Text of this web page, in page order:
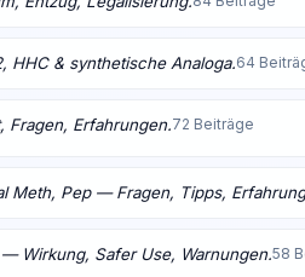
HHC & synthetische Analoga.64
Fragen, Erfahrungen.72 Beiträge
Meth, Pep — Fragen, Tipps,
Wirkung, Safer Use, Warnungen.58